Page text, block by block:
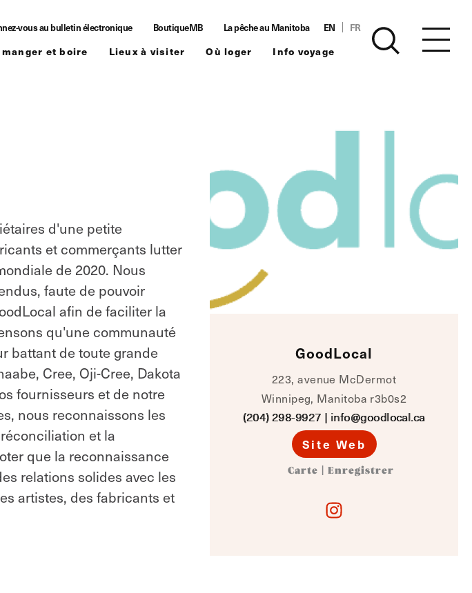
vous au bulletin électronique BoutiqueMB La pêche au Manitoba FR
EN
manger et boire Lieux à visiter Où loger Info voyage
GoodLocal
223, avenue McDermot
Winnipeg, Manitoba r3b0s2
(204) 298-9927 | info@goodlocal.ca
Site Web
Carte Enregistrer
d'une petite
et commerçants lutter
de 2020. Nous
faute de pouvoir
afin de faciliter la
qu'une communauté
battant de toute grande
Cree, Oji-Cree, Dakota
fournisseurs et de notre
nous reconnaissons les
et la
que la reconnaissance
relations solides avec les
artistes, des fabricants et